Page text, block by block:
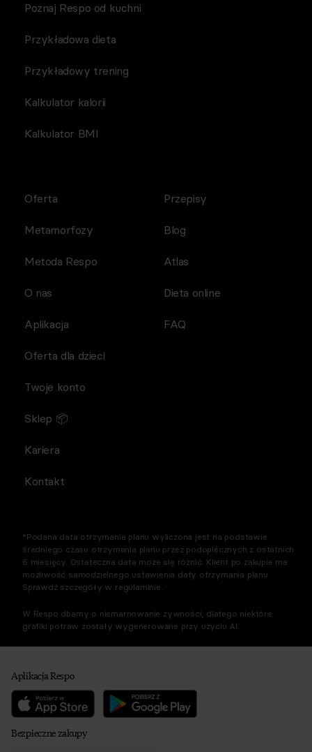
Poznaj Respo od kuchni
Przykładowa dieta
Przykładowy trening
Kalkulator kalorii
Kalkulator BMI
Oferta
Metamorfozy
Metoda Respo
O nas
Aplikacja
Przepisy
Blog
Atlas
Dieta online
FAQ
Oferta dla dzieci
Twoje konto
Sklep 📦
Kariera
Kontakt
*Podana data otrzymania planu wyliczona jest na podstawie
średniego czasu otrzymania planu przez podopiecznych z ostatnich
6 miesięcy. Ostateczna data może się różnić. Klient po zakupie ma
możliwość samodzielnego ustawienia daty otrzymania planu.
Sprawdź szczegóły w regulaminie.
W Respo dbamy o niemarnowanie żywności, dlatego niektóre
grafiki potraw zostały wygenerowane przy użyciu AI.
Aplikacja Respo
Bezpieczne zakupy